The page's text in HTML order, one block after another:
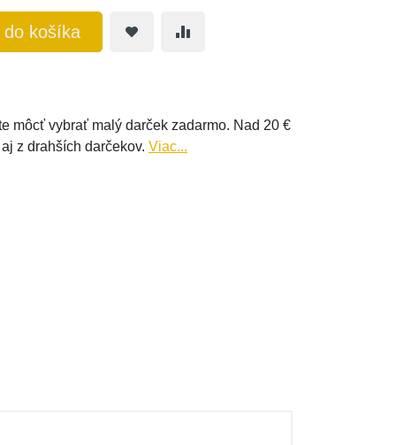
košíka
môcť vybrať malý darček zadarmo. Nad 20 €
z drahších darčekov. Viac...